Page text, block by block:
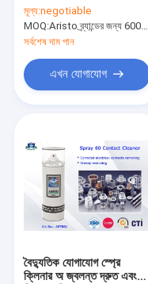
মূল্য:negotiable
MOQ:Aristo ব্র্যান্ডের জন্য 6000pcs, গ্রাহকের ব্র্যান্ডের জন্য 15000pcs
সর্বশেষ দাম পান
এখন যোগাযোগ
বৈদ্যুতিক যোগাযোগ স্প্রে
ক্লিনার অ জ্বলন্ত দ্রুত এবং